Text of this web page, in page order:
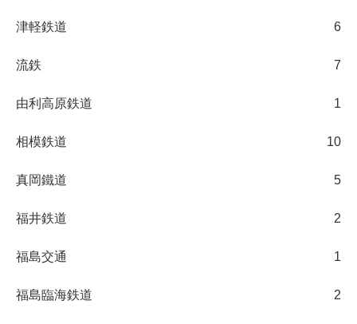
津軽鉄道 6
流鉄 7
由利高原鉄道 1
相模鉄道 10
真岡鐵道 5
福井鉄道 2
福島交通 1
福島臨海鉄道 2